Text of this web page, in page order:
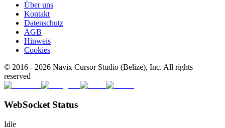
Über uns
Kontakt
Datenschutz
AGB
Hinweis
Cookies
© 2016 - 2026 Navix Cursor Studio (Belize), Inc. All rights
reserved
WebSocket Status
Idle